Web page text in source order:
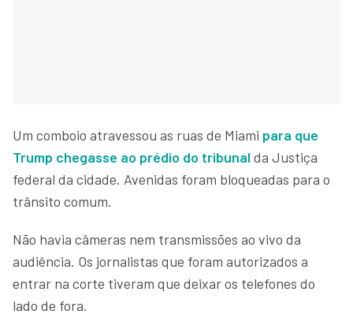
Um comboio atravessou as ruas de Miami para que
Trump chegasse ao prédio do tribunalda Justiça
federal da cidade. Avenidas foram bloqueadas para o
trânsito comum.
Não havia câmeras nem transmissões ao vivo da
audiência. Os jornalistas que foram autorizados a
entrar na corte tiveram que deixar os telefones do
lado de fora.